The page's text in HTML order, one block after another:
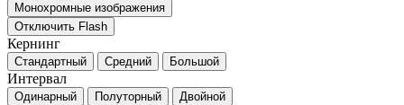
Монохромные изображения
Отключить Flash
Кернинг
Стандартный Средний Большой
Интервал
Одинарный Полуторный Двойной